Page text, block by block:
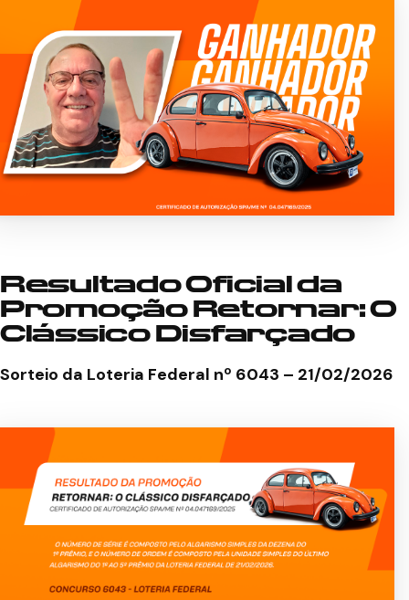
Resultado Oficial da
Promoção Retornar:O
Clássico Disfarçado
Sorteio da Loteria Federal nº 6043 – 21/02/2026